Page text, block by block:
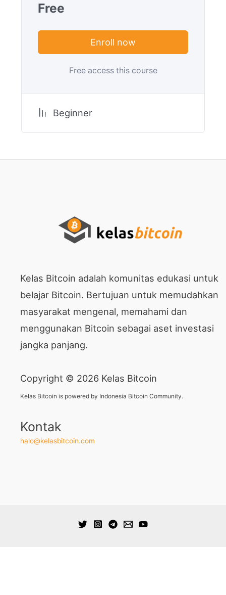
Free
Enroll now
Free access this course
Beginner
Kelas Bitcoin adalah komunitas edukasi untuk
belajar Bitcoin. Bertujuan untuk memudahkan
masyarakat mengenal, memahami dan
menggunakan Bitcoin sebagai aset investasi
jangka panjang.
Copyright © 2026 Kelas Bitcoin
Kelas Bitcoin is powered by Indonesia Bitcoin Community.
Kontak
halo@kelasbitcoin.com